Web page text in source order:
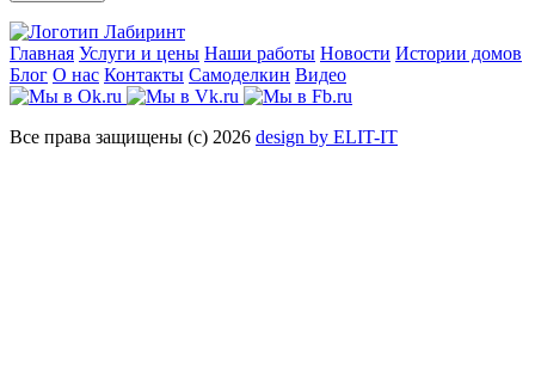
Главная Услуги и цены Наши работы Новости Истории домов
Блог О нас Контакты Самоделкин Видео
Все права защищены (с) 2026 design by ELIT-IT